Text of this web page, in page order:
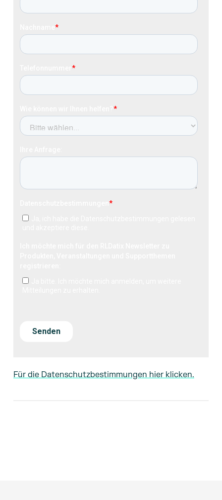
Für die Datenschutzbestimmungen hier klicken.